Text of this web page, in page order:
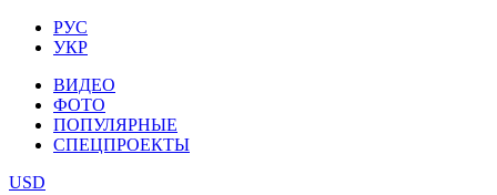
РУС
УКР
ВИДЕО
ФОТО
ПОПУЛЯРНЫЕ
СПЕЦПРОЕКТЫ
USD